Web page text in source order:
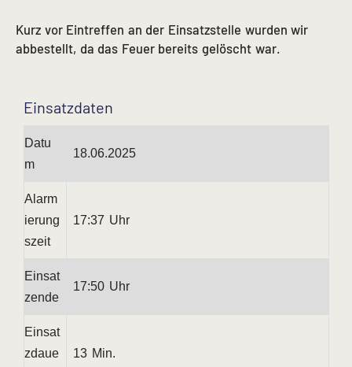
Kurz vor Eintreffen an der Einsatzstelle wurden wir
abbestellt, da das Feuer bereits gelöscht war.
Einsatzdaten
Datu
m
18.06.2025
Alarm
ierung
szeit
17:37 Uhr
Einsat
zende
17:50 Uhr
Einsat
zdaue
13 Min.